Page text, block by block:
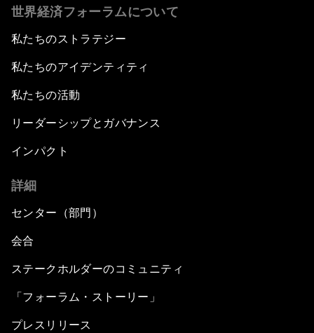
世界経済フォーラムについて
私たちのストラテジー
私たちのアイデンティティ
私たちの活動
リーダーシップとガバナンス
インパクト
詳細
センター（部門）
会合
ステークホルダーのコミュニティ
「フォーラム・ストーリー」
プレスリリース